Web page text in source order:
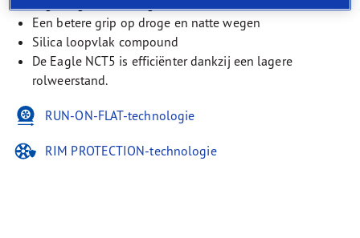
Een betere grip op droge en natte wegen
Silica loopvlak compound
De Eagle NCT5 is efficiënter dankzij een lagere
rolweerstand.
RUN-ON-FLAT-technologie
RIM PROTECTION-technologie